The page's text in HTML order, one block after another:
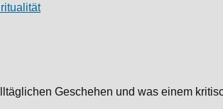
Geschehen und was einem